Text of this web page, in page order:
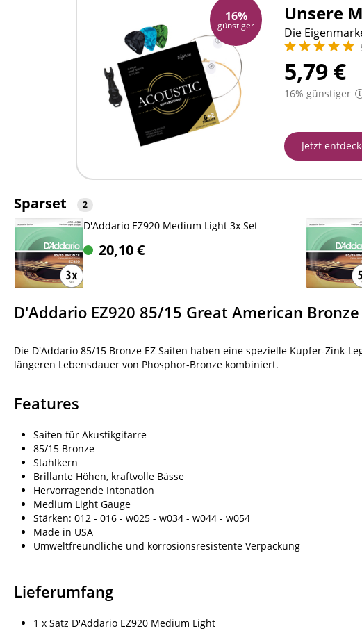
Unsere
Die
5,79 €
16% günstiger
16%
günstiger
Jetzt
Sparset 2
D'Addario EZ920 Medium Light 3x Set
20,10€
D'Addario EZ920 85/15 Great American
Die D'Addario 85/15 Bronze EZ Saiten haben eine spezielle Kupfer-Zink-
längeren Lebensdauer von Phosphor-Bronze kombiniert.
Features
Saiten für Akustikgitarre
85/15 Bronze
Stahlkern
Brillante Höhen, kraftvolle Bässe
Hervorragende Intonation
Medium Light Gauge
Stärken: 012 - 016 - w025 - w034 - w044 - w054
Made in USA
Umweltfreundliche und korrosionsresistente Verpackung
Lieferumfang
1 x Satz D'Addario EZ920 Medium Light